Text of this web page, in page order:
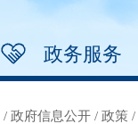
政务服务
/ 政府信息公开 / 政策 /